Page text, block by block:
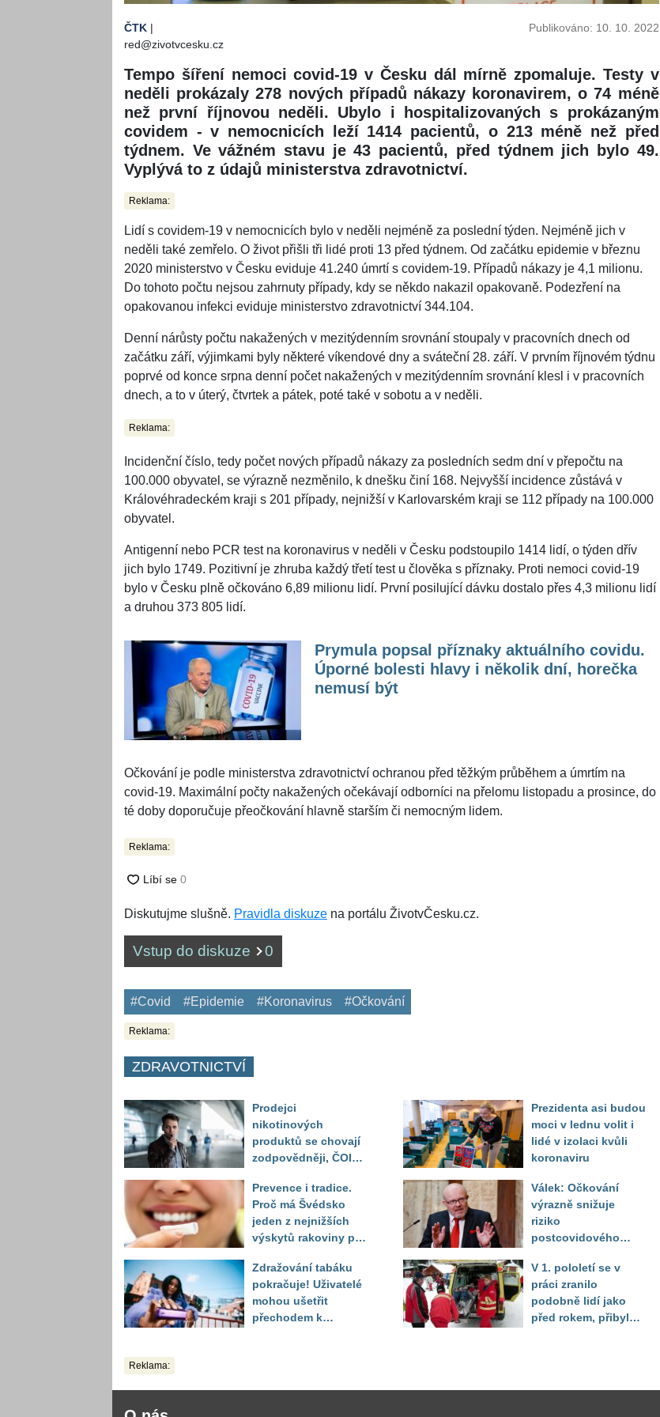
ČTK |
red@zivotvcesku.cz
Publikováno: 10. 10. 2022
Tempo šíření nemoci covid-19 v Česku dál mírně zpomaluje. Testy v
neděli prokázaly 278 nových případů nákazy koronavirem, o 74 méně
než první říjnovou neděli. Ubylo i hospitalizovaných s prokázaným
covidem - v nemocnicích leží 1414 pacientů, o 213 méně než před
týdnem. Ve vážném stavu je 43 pacientů, před týdnem jich bylo 49.
Vyplývá to z údajů ministerstva zdravotnictví.
Reklama:
Lidí s covidem-19 v nemocnicích bylo v neděli nejméně za poslední týden. Nejméně jich v
neděli také zemřelo. O život přišli tři lidé proti 13 před týdnem. Od začátku epidemie v březnu
2020 ministerstvo v Česku eviduje 41.240 úmrtí s covidem-19. Případů nákazy je 4,1 milionu.
Do tohoto počtu nejsou zahrnuty případy, kdy se někdo nakazil opakovaně. Podezření na
opakovanou infekci eviduje ministerstvo zdravotnictví 344.104.
Denní nárůsty počtu nakažených v mezitýdenním srovnání stoupaly v pracovních dnech od
začátku září, výjimkami byly některé víkendové dny a sváteční 28. září. V prvním říjnovém týdnu
poprvé od konce srpna denní počet nakažených v mezitýdenním srovnání klesl i v pracovních
dnech, a to v úterý, čtvrtek a pátek, poté také v sobotu a v neděli.
Reklama:
Incidenční číslo, tedy počet nových případů nákazy za posledních sedm dní v přepočtu na
100.000 obyvatel, se výrazně nezměnilo, k dnešku činí 168. Nejvyšší incidence zůstává v
Královéhradeckém kraji s 201 případy, nejnižší v Karlovarském kraji se 112 případy na 100.000
obyvatel.
Antigenní nebo PCR test na koronavirus v neděli v Česku podstoupilo 1414 lidí, o týden dřív
jich bylo 1749. Pozitivní je zhruba každý třetí test u člověka s příznaky. Proti nemoci covid-19
bylo v Česku plně očkováno 6,89 milionu lidí. První posilující dávku dostalo přes 4,3 milionu lidí
a druhou 373 805 lidí.
Prymula popsal příznaky aktuálního covidu.
Úporné bolesti hlavy i několik dní, horečka
nemusí být
Očkování je podle ministerstva zdravotnictví ochranou před těžkým průběhem a úmrtím na
covid-19. Maximální počty nakažených očekávají odborníci na přelomu listopadu a prosince, do
té doby doporučuje přeočkování hlavně starším či nemocným lidem.
Reklama:
Diskutujme slušně. Pravidla diskuze na portálu ŽivotvČesku.cz.
Vstup do diskuze 0
#Covid #Epidemie #Koronavirus #Očkování
Reklama:
ZDRAVOTNICTVÍ
Prodejci
nikotinových
produktů se chovají
zodpovědněji, ČOI
problém v prodeji
alkoholu mladistvým
Prevence i tradice.
Proč má Švédsko
jeden z nejnižších
výskytů rakoviny plic
Zdražování tabáku
pokračuje! Uživatelé
mohou ušetřit
přechodem k
Prezidenta asi budou
moci v lednu volit i
lidé v izolaci kvůli
koronaviru
Válek: Očkování
výrazně snižuje
riziko
postcovidového
V 1. pololetí se v
práci zranilo
podobně lidí jako
před rokem, přibylo
Reklama: